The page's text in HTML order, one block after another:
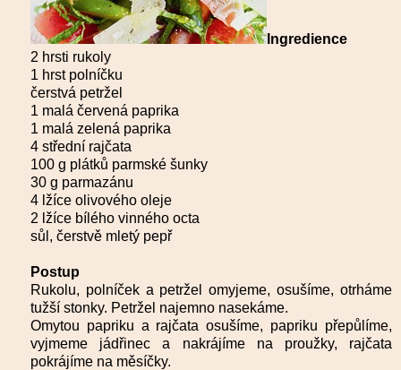
Ingredience
2 hrsti rukoly
1 hrst polníčku
čerstvá petržel
1 malá červená paprika
1 malá zelená paprika
4 střední rajčata
100 g plátků parmské šunky
30 g parmazánu
4 lžíce olivového oleje
2 lžíce bílého vinného octa
sůl, čerstvě mletý pepř
Postup
Rukolu, polníček a petržel omyjeme, osušíme, otrháme
tužší stonky. Petržel najemno nasekáme.
Omytou papriku a rajčata osušíme, papriku přepůlíme,
vyjmeme jádřinec a nakrájíme na proužky, rajčata
pokrájíme na měsíčky.